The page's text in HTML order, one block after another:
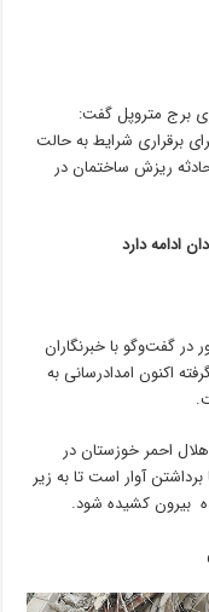
برج متروپل گفت:
برقراری شرایط به حالت
ریزش ساختمان در
ادامه دارد
گفت‌و‌گو با خبرنگاران
اکنون امدادرسانی به
احمر خوزستان در
آوار است تا به زیر
بیرون کشیده شود.